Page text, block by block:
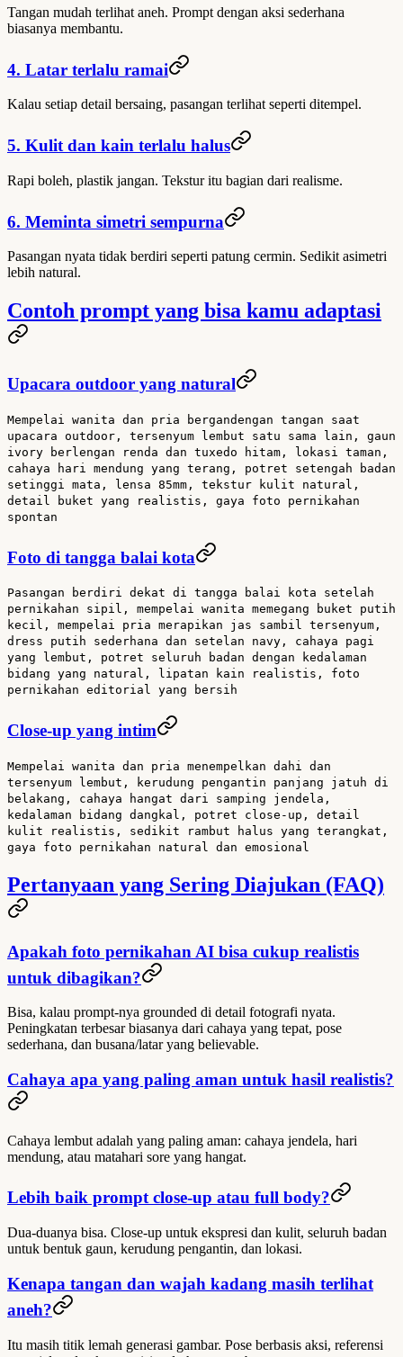
Tangan mudah terlihat aneh. Prompt dengan aksi sederhana
biasanya membantu.
4. Latar terlalu ramai
Kalau setiap detail bersaing, pasangan terlihat seperti ditempel.
5. Kulit dan kain terlalu halus
Rapi boleh, plastik jangan. Tekstur itu bagian dari realisme.
6. Meminta simetri sempurna
Pasangan nyata tidak berdiri seperti patung cermin. Sedikit asimetri
lebih natural.
Contoh prompt yang bisa kamu adaptasi
Upacara outdoor yang natural
Mempelai wanita dan pria bergandengan tangan saat
upacara outdoor, tersenyum lembut satu sama lain, gaun
ivory berlengan renda dan tuxedo hitam, lokasi taman,
cahaya hari mendung yang terang, potret setengah badan
setinggi mata, lensa 85mm, tekstur kulit natural,
detail buket yang realistis, gaya foto pernikahan
spontan
Foto di tangga balai kota
Pasangan berdiri dekat di tangga balai kota setelah
pernikahan sipil, mempelai wanita memegang buket putih
kecil, mempelai pria merapikan jas sambil tersenyum,
dress putih sederhana dan setelan navy, cahaya pagi
yang lembut, potret seluruh badan dengan kedalaman
bidang yang natural, lipatan kain realistis, foto
pernikahan editorial yang bersih
Close-up yang intim
Mempelai wanita dan pria menempelkan dahi dan
tersenyum lembut, kerudung pengantin panjang jatuh di
belakang, cahaya hangat dari samping jendela,
kedalaman bidang dangkal, potret close-up, detail
kulit realistis, sedikit rambut halus yang terangkat,
gaya foto pernikahan natural dan emosional
Pertanyaan yang Sering Diajukan (FAQ)
Apakah foto pernikahan AI bisa cukup realistis
untuk dibagikan?
Bisa, kalau prompt-nya grounded di detail fotografi nyata.
Peningkatan terbesar biasanya dari cahaya yang tepat, pose
sederhana, dan busana/latar yang believable.
Cahaya apa yang paling aman untuk hasil realistis?
Cahaya lembut adalah yang paling aman: cahaya jendela, hari
mendung, atau matahari sore yang hangat.
Lebih baik prompt close-up atau full body?
Dua-duanya bisa. Close-up untuk ekspresi dan kulit, seluruh badan
untuk bentuk gaun, kerudung pengantin, dan lokasi.
Kenapa tangan dan wajah kadang masih terlihat
aneh?
Itu masih titik lemah generasi gambar. Pose berbasis aksi, referensi